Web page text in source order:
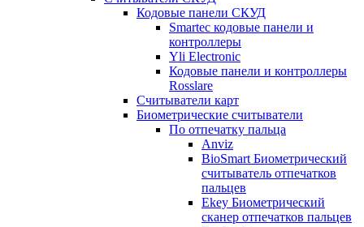
Кодовые панели СКУД
Smartec кодовые панели и
контроллеры
Yli Electronic
Кодовые панели и контроллеры
Rosslare
Считыватели карт
Биометрические считыватели
По отпечатку пальца
Anviz
BioSmart Биометрический
считыватель отпечатков
пальцев
Ekey Биометрический
сканер отпечатков пальцев